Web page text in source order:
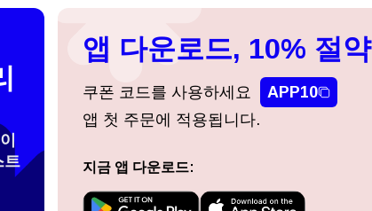
트
앱 다운로드, 10% 절약
쿠폰 코드를 사용하세요
APP10
앱 첫 주문에 적용됩니다.
지금 앱 다운로드:
또는 회원가입